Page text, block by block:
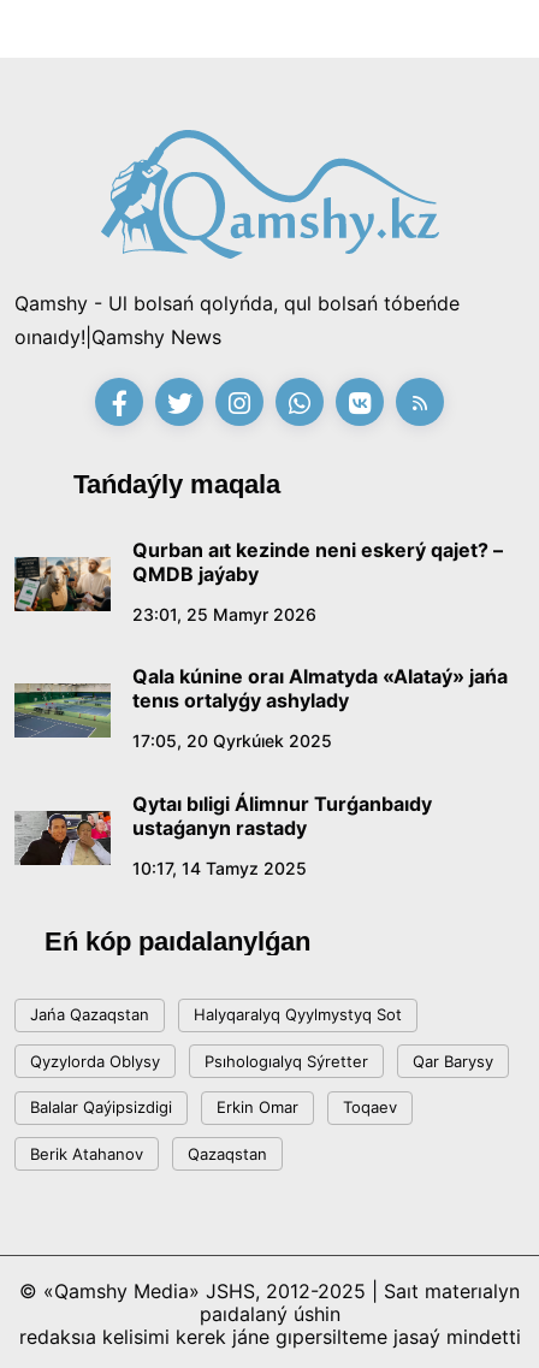
Qamshy - Ul bolsań qolyńda, qul bolsań tóbeńde
oınaıdy!|Qamshy News
Tańdaýly maqala
Qurban aıt kezinde neni eskerý qajet? –
QMDB jaýaby
23:01, 25 Mamyr 2026
Qala kúnine oraı Almatyda «Alataý» jańa
tenıs ortalyǵy ashylady
17:05, 20 Qyrkúıek 2025
Qytaı bıligi Álimnur Turǵanbaıdy
ustaǵanyn rastady
10:17, 14 Tamyz 2025
Eń kóp paıdalanylǵan
Jańa Qazaqstan Halyqaralyq Qyylmystyq Sot
Qyzylorda Oblysy Psıhologıalyq Sýretter Qar Barysy
Balalar Qaýipsizdigi Erkin Omar Toqaev
Berik Atahanov Qazaqstan
© «Qamshy Media» JSHS, 2012-2025 | Saıt materıalyn
paıdalaný úshin
redaksıa kelisimi kerek jáne gıpersilteme jasaý mindetti